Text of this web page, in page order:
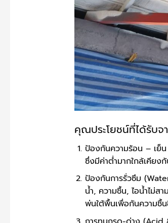
คุณประโยชน์ที่ได้รับจ
ป้องกันความร้อน – เย็
ซึ่งมีค่าต่ำมากใกล้เคีย
ป้องกันการรั่วซึม
น้ำ, ความชื้น, ไอน้ำไม่ส
พ่นใต้พื้นเพื่อกันความชื้